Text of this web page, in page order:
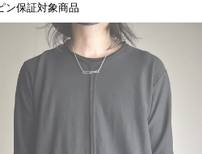
ン保証対象商品